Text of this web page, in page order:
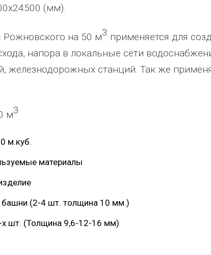
появилась детская
фапа, детского
только очень
Удмуртской
...
весь отзыв
(мм).
на 50 м3 применяется для
напора в локальные сети
железнодорожных станций. Так же
м3
м.куб.
материалы
(2-4 шт. толщина 10 мм.)
х шт. (Толщина 9,6-12-16 мм)